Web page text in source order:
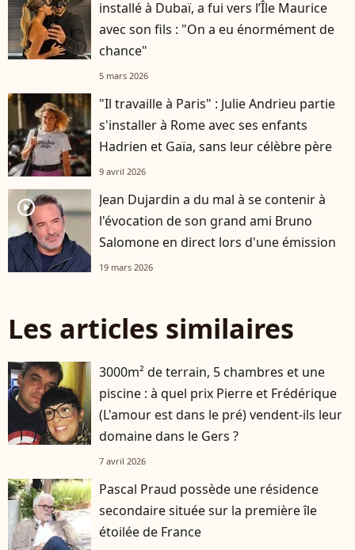
installé à Dubaï, a fui vers l’Île Maurice
avec son fils : "On a eu énormément de
chance"
5 mars 2026
"Il travaille à Paris" : Julie Andrieu partie
s'installer à Rome avec ses enfants
Hadrien et Gaïa, sans leur célèbre père
9 avril 2026
player2
Jean Dujardin a du mal à se contenir à
l'évocation de son grand ami Bruno
Salomone en direct lors d'une émission
19 mars 2026
Les articles similaires
3000m² de terrain, 5 chambres et une
piscine : à quel prix Pierre et Frédérique
(L'amour est dans le pré) vendent-ils leur
domaine dans le Gers ?
7 avril 2026
Pascal Praud possède une résidence
secondaire située sur la première île
étoilée de France